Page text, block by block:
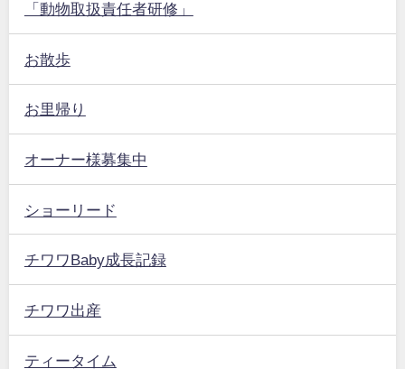
「動物取扱責任者研修」
お散歩
お里帰り
オーナー様募集中
ショーリード
チワワBaby成長記録
チワワ出産
ティータイム